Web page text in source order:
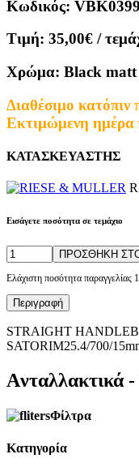
Κωδικός: VBK0399
Τιμή: 35,00€ /
Χρώμα: Black matt
Διαθέσιμο κατόπιν
Εκτιμώμενη ημέρα
ΚΑΤΑΣΚΕΥΑΣΤΗΣ
Εισάγετε ποσότητα σε τεμάχιο
ΠΡΟΣΘΗΚΗ
Ελάχιστη ποσότητα παραγγελίας
Περιγραφή
STRAIGHT
SATORIM25.4/700/
Aνταλλακτικά
Φίλτρα
Κατηγορία